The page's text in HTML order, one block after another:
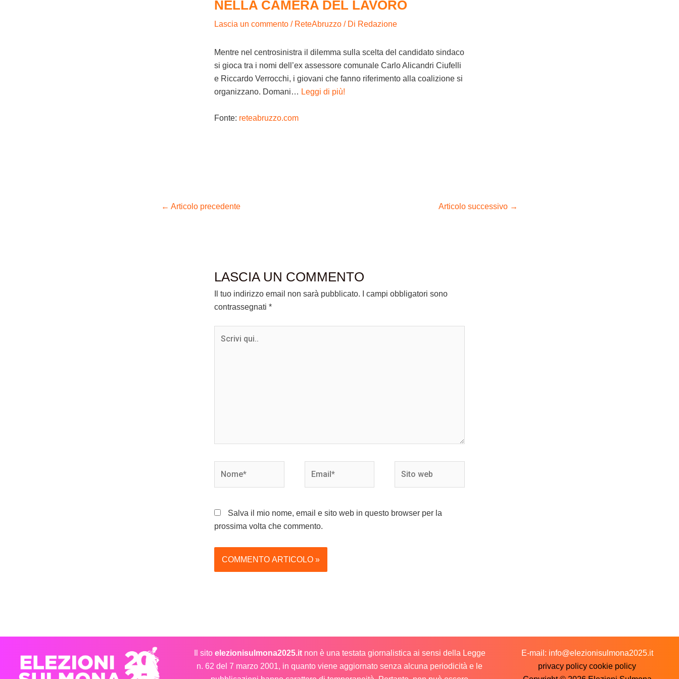
NELLA CAMERA DEL LAVORO
Lascia un commento / ReteAbruzzo/ Di Redazione
Mentre nel centrosinistra il dilemma sulla scelta del candidato sindaco
si gioca tra i nomi dell’ex assessore comunale Carlo Alicandri Ciufelli
e Riccardo Verrocchi, i giovani che fanno riferimento alla coalizione si
organizzano. Domani… Leggi di più!
Fonte: reteabruzzo.com
← Articolo precedente Articolo successivo →
LASCIA UN COMMENTO
Il tuo indirizzo email non sarà pubblicato.
I campi obbligatori sono
contrassegnati *
Salva il mio nome, email e sito web in questo browser per la
prossima volta che commento.
Il sito elezionisulmona2025.itnon è una testata giornalistica ai sensi della Legge
n. 62 del 7 marzo 2001, in quanto viene aggiornato senza alcuna periodicità e le
E-mail: info@elezionisulmona2025.it
privacy policy cookie policy